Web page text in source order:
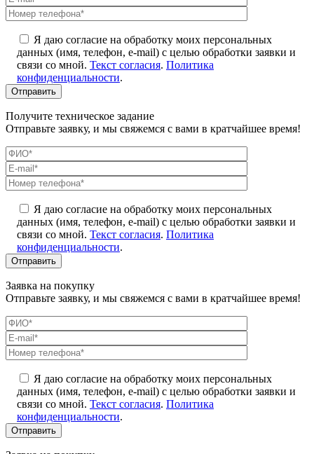
Я даю согласие на обработку моих персональных
данных (имя, телефон, e-mail) с целью обработки заявки и
связи со мной. Текст согласия. Политика
конфиденциальности.
Получите техническое задание
Отправьте заявку, и мы свяжемся с вами в кратчайшее время!
Я даю согласие на обработку моих персональных
данных (имя, телефон, e-mail) с целью обработки заявки и
связи со мной. Текст согласия. Политика
конфиденциальности.
Заявка на покупку
Отправьте заявку, и мы свяжемся с вами в кратчайшее время!
Я даю согласие на обработку моих персональных
данных (имя, телефон, e-mail) с целью обработки заявки и
связи со мной. Текст согласия. Политика
конфиденциальности.